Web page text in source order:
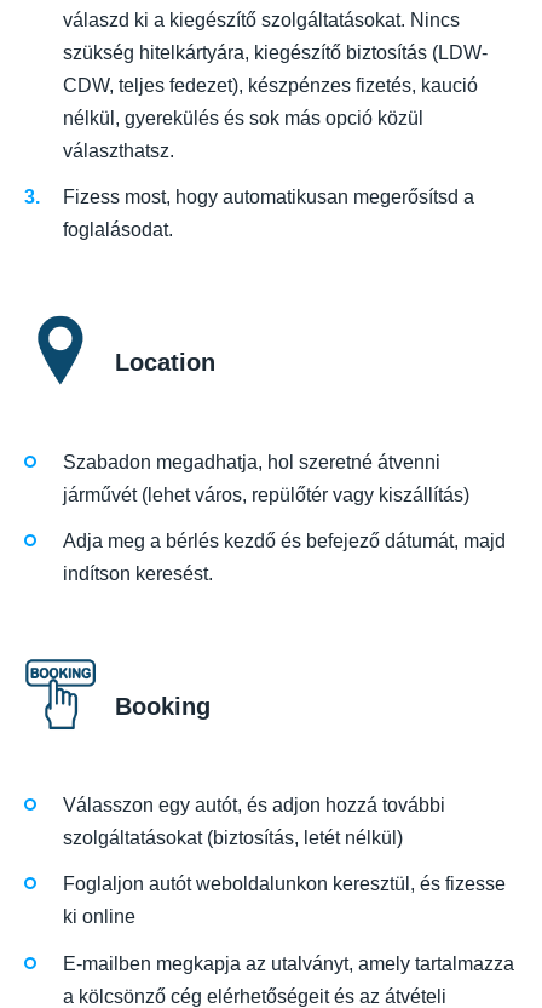
válaszd ki a kiegészítő szolgáltatásokat. Nincs
szükség hitelkártyára, kiegészítő biztosítás (LDW-
CDW, teljes fedezet), készpénzes fizetés, kaució
nélkül, gyerekülés és sok más opció közül
választhatsz.
Fizess most, hogy automatikusan megerősítsd a
foglalásodat.
Location
Szabadon megadhatja, hol szeretné átvenni
járművét (lehet város, repülőtér vagy kiszállítás)
Adja meg a bérlés kezdő és befejező dátumát, majd
indítson keresést.
Booking
Válasszon egy autót, és adjon hozzá további
szolgáltatásokat (biztosítás, letét nélkül)
Foglaljon autót weboldalunkon keresztül, és fizesse
ki online
E-mailben megkapja az utalványt, amely tartalmazza
a kölcsönző cég elérhetőségeit és az átvételi